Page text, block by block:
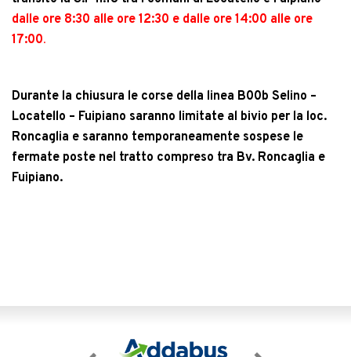
dalle ore 8:30 alle ore 12:30 e dalle ore 14:00 alle ore
17:00.
Durante la chiusura le corse della linea B00b Selino –
Locatello – Fuipiano saranno limitate al bivio per la loc.
Roncaglia e saranno temporaneamente sospese le
fermate poste nel tratto compreso tra Bv. Roncaglia e
Fuipiano.